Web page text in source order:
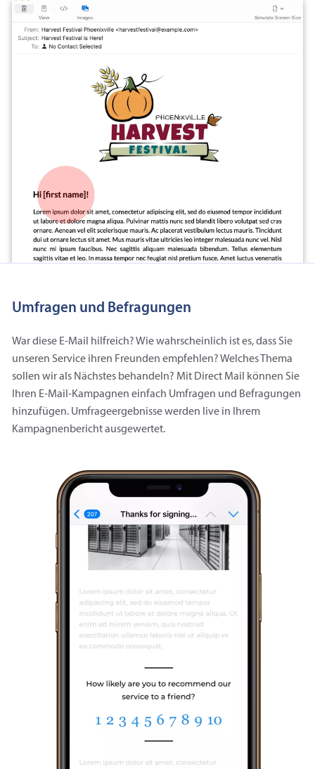
Umfragen und Befragungen
War diese E-Mail hilfreich? Wie wahrscheinlich ist es, dass Sie
unseren Service ihren Freunden empfehlen? Welches Thema
sollen wir als Nächstes behandeln? Mit Direct Mail können Sie
Ihren E-Mail-Kampagnen einfach Umfragen und Befragungen
hinzufügen. Umfrageergebnisse werden live in Ihrem
Kampagnenbericht ausgewertet.